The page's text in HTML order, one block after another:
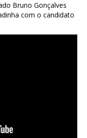
Bruno Gonçalves
com o candidato